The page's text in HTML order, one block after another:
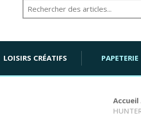
LOISIRS CRÉATIFS PAPETERIE
Accueil